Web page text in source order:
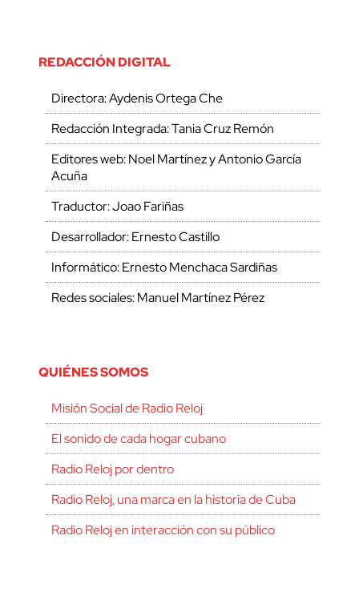
REDACCIÓN DIGITAL
Directora: Aydenis Ortega Che
Redacción Integrada: Tania Cruz Remón
Editores web: Noel Martínez y Antonio García
Acuña
Traductor: Joao Fariñas
Desarrollador: Ernesto Castillo
Informático: Ernesto Menchaca Sardiñas
Redes sociales: Manuel Martínez Pérez
QUIÉNES SOMOS
Misión Social de Radio Reloj
El sonido de cada hogar cubano
Radio Reloj por dentro
Radio Reloj, una marca en la historia de Cuba
Radio Reloj en interacción con su público